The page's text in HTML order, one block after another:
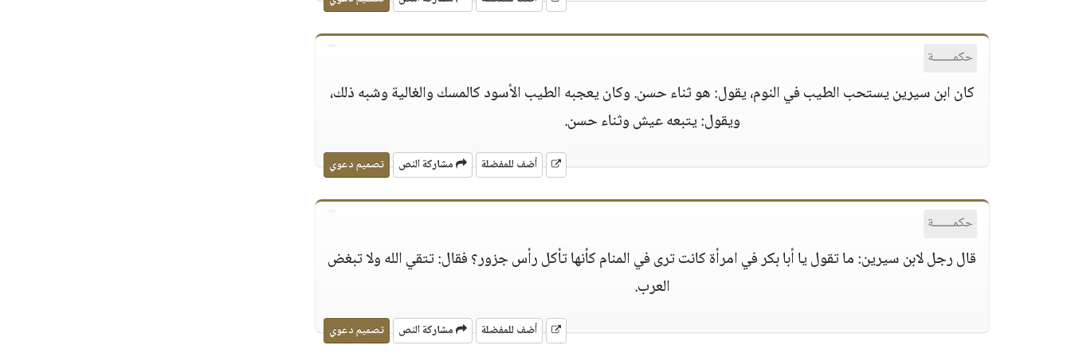
حكمــــــة
كان ابن سيرين يستحب الطيب في النوم، يقول: هو ثناء حسن. وكان يعجبه الطيب الأسود كالمسك والغالية وشبه ذلك،
ويقول: يتبعه عيش وثناء حسن.
أضف للمفضلة مشاركة النص تصميم دعوي
حكمــــــة
قال رجل لابن سيرين: ما تقول يا أبا بكر في امرأة كانت ترى في المنام كأنها تأكل رأس جزور؟ فقال: تتقي الله ولا تبغض
العرب.
أضف للمفضلة مشاركة النص تصميم دعوي